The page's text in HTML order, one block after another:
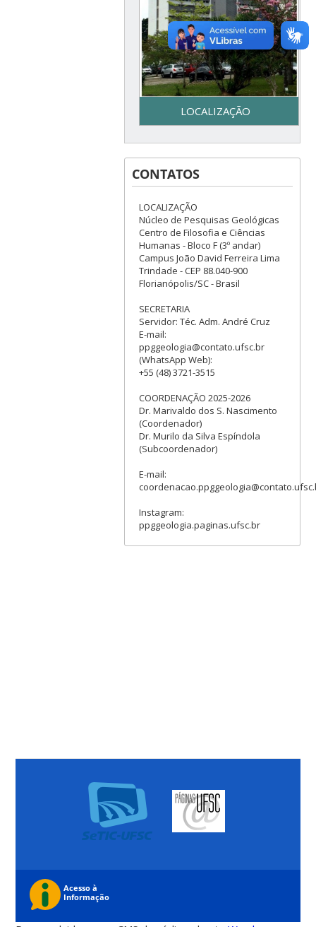
LOCALIZAÇÃO
Secretaria do Programa de
Pós-Graduação em Geologia
– UFSC - Centro de Filosofia e
Ciências Humanas - Bloco F –
3º piso - Campus Reitor João
David Ferreira Lima - Trindade
– Florianópolis, SC
CONTATOS
LOCALIZAÇÃO
Núcleo de Pesquisas Geológicas
Centro de Filosofia e Ciências
Humanas - Bloco F (3º andar)
Campus João David Ferreira Lima
Trindade - CEP 88.040-900
Florianópolis/SC - Brasil
SECRETARIA
Servidor: Téc. Adm. André Cruz
E-mail:
ppggeologia@contato.ufsc.br
(WhatsApp Web):
+55 (48) 3721-3515
COORDENAÇÃO 2025-2026
Dr. Marivaldo dos S. Nascimento
(Coordenador)
Dr. Murilo da Silva Espíndola
(Subcoordenador)
E-mail:
Instagram:
ppggeologia.paginas.ufsc.br